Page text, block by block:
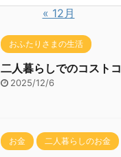
« 12月
おふたりさまの生活
二人暮らしでのコストコ
2025/12/6
お金 二人暮らしのお金